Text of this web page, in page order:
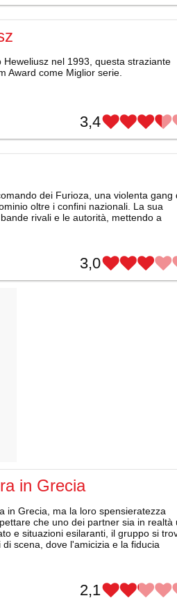
nel 1993, questa straziante
Award come Miglior serie.
3,4
dei Furioza, una violenta gang
oltre i confini nazionali. La sua
rivali e le autorità, mettendo a
3,0
in Grecia
in Grecia, ma la loro spensieratezza
che uno dei partner sia in realtà
e situazioni esilaranti, il gruppo si
scena, dove l'amicizia e la fiducia
2,1